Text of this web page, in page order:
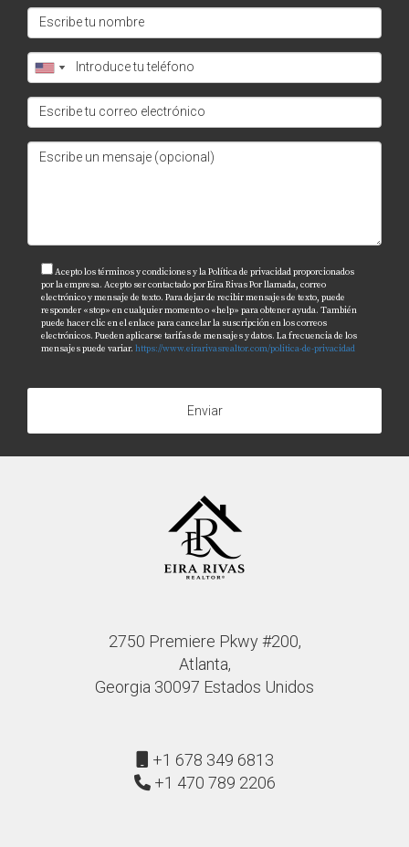
Acepto los términos y condiciones y la Política de privacidad proporcionados
por la empresa. Acepto ser contactado por Eira Rivas Por llamada, correo
electrónico y mensaje de texto. Para dejar de recibir mensajes de texto, puede
responder «stop» en cualquier momento o «help» para obtener ayuda. También
puede hacer clic en el enlace para cancelar la suscripción en los correos
electrónicos. Pueden aplicarse tarifas de mensajes y datos. La frecuencia de los
mensajes puede variar. https://www.eirarivasrealtor.com/politica-de-privacidad
Enviar
2750 Premiere Pkwy #200,
Atlanta,
Georgia 30097 Estados Unidos
+1 678 349 6813
+1 470 789 2206